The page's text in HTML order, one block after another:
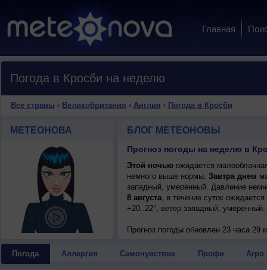
Главная
Погода в Кросби на неделю
Все страны › Великобритания › Англия › Погода в Кросби
МЕТЕОНОВА БЛОГ МЕТЕОНОВЫ
Прогноз погоды на неделю в
Этой ночьюожидается
немного выше нормы. Завтра днем
западный, умеренный. Давление
8 августа, в течение суток
+20..22°, ветер западный, умеренный.
Прогноз погоды обновлен 23 часа 29
Погода Аллергия Самочувствие Профи Агро